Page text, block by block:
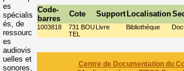
Code-
barres
Cote Support Localisation
1003818
731 BOU
TEL
Livre Bibliothèque
Centre de Documentation du
es
spécialis
és, de
ressourc
es
audiovis
uelles et
sonores,